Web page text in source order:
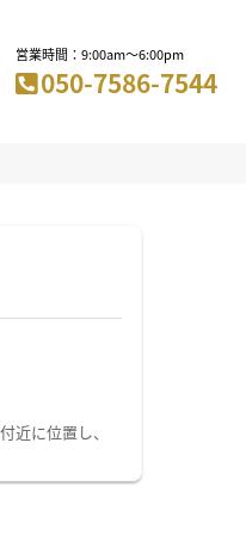
営業時間：9:00am～6:00pm
050-7586-7544
に位置し、